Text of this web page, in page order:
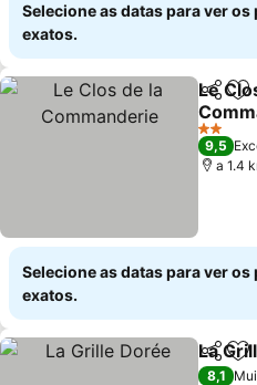
Selecione as datas para ver os
exatos.
Le
Ver
2 Estrelas
9,5
a 1.4
Selecione as datas para ver os
exatos.
La
8,1